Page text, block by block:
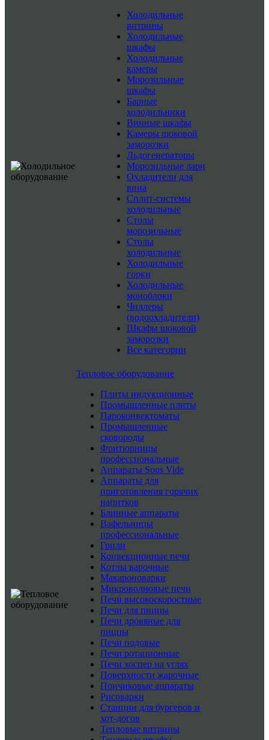
Холодильные
витрины
Холодильные
шкафы
Холодильные
камеры
Морозильные
шкафы
Барные
холодильники
Винные шкафы
Камеры шоковой
заморозки
Льдогенераторы
Морозильные лари
Охладители для
вина
Сплит-системы
холодильные
Столы
морозильные
Столы
холодильные
Холодильные
горки
Холодильные
моноблоки
Чиллеры
(водоохладители)
Шкафы шоковой
заморозки
Все категории
Тепловое оборудование
Плиты индукционные
Промышленные плиты
Пароконвектоматы
Промышленные
сковороды
Фритюрницы
профессиональные
Аппараты Sous Vide
Аппараты для
приготовления горячих
напитков
Блинные аппараты
Вафельницы
профессиональные
Грили
Конвекционные печи
Котлы варочные
Макароноварки
Микроволновые печи
Печи высокоскоростные
Печи для пиццы
Печи дровяные для
пиццы
Печи подовые
Печи ротационные
Печи хоспер на углях
Поверхности жарочные
Пончиковые аппараты
Рисоварки
Станции для бургеров и
хот-догов
Тепловые витрины